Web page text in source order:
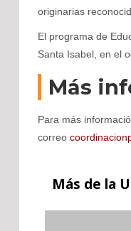
originarias
El programa de
Santa Isabel, en el
Más
Para más
correo
Más de la